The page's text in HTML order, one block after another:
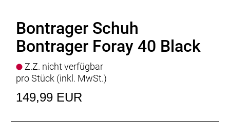
Bontrager Schuh
Bontrager Foray 40 Black
Z.Z. nicht verfügbar
pro Stück (inkl. MwSt.)
149,99 EUR